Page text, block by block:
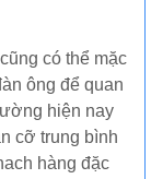
có thể mặc
ông để quan
hiện nay
cỡ trung bình
hàng đặc